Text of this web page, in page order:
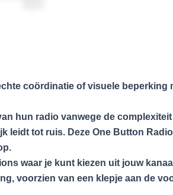
coördinatie of visuele beperking
hun radio vanwege de
leidt tot ruis. Deze One Button
waar je kunt kiezen uit jouw
voorzien van een klepje aan de